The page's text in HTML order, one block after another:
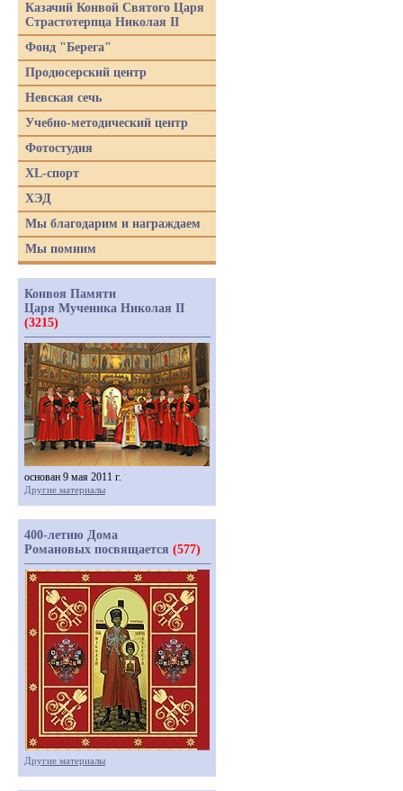
Казачий Конвой Святого Царя
Страстотерпца Николая II
Фонд "Берега"
Продюсерский центр
Невская сечь
Учебно-методический центр
Фотостудия
XL-спорт
ХЭД
Мы благодарим и награждаем
Мы помним
Конвоя Памяти
Царя Мученика Николая II
(3215)
основан 9 мая 2011 г.
Другие материалы
400-летию Дома
Романовых посвящается (577)
Другие материалы